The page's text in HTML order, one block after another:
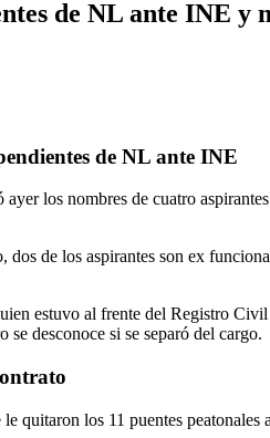
de NL ante INE y
de NL ante INE
los nombres de cuatro
de los aspirantes son ex
estuvo al frente del Registro
desconoce si se separó del cargo.
quitaron los 11 puentes